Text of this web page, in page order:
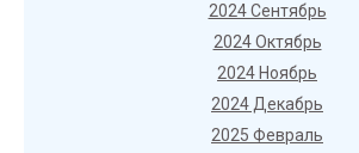
2024 Сентябрь
2024 Октябрь
2024 Ноябрь
2024 Декабрь
2025 Февраль